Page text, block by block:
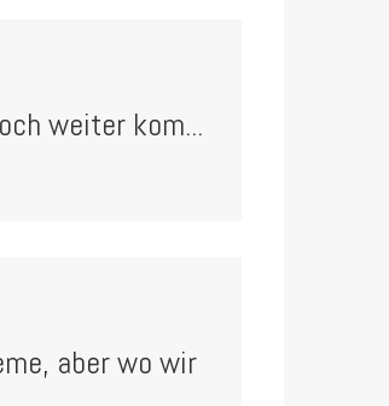
weiter kom...
aber wo wir